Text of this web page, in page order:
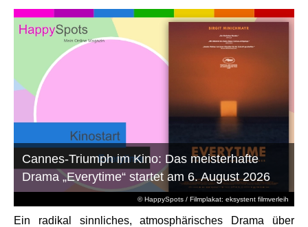
© HappySpots / Filmplakat: eksystent filmverleih
Cannes-Triumph im Kino: Das meisterhafte
Drama „Everytime“ startet am 6. August 2026
Ein radikal sinnliches, atmosphärisches Drama über